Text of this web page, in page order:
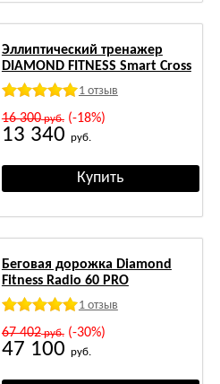
Эллиптический тренажер
DIAMOND FITNESS Smart Cross
1 отзыв
16 300руб.(-18%)
13 340 руб.
Беговая дорожка Diamond
Fitness Radio 60 PRO
1 отзыв
67 402руб.(-30%)
47 100 руб.